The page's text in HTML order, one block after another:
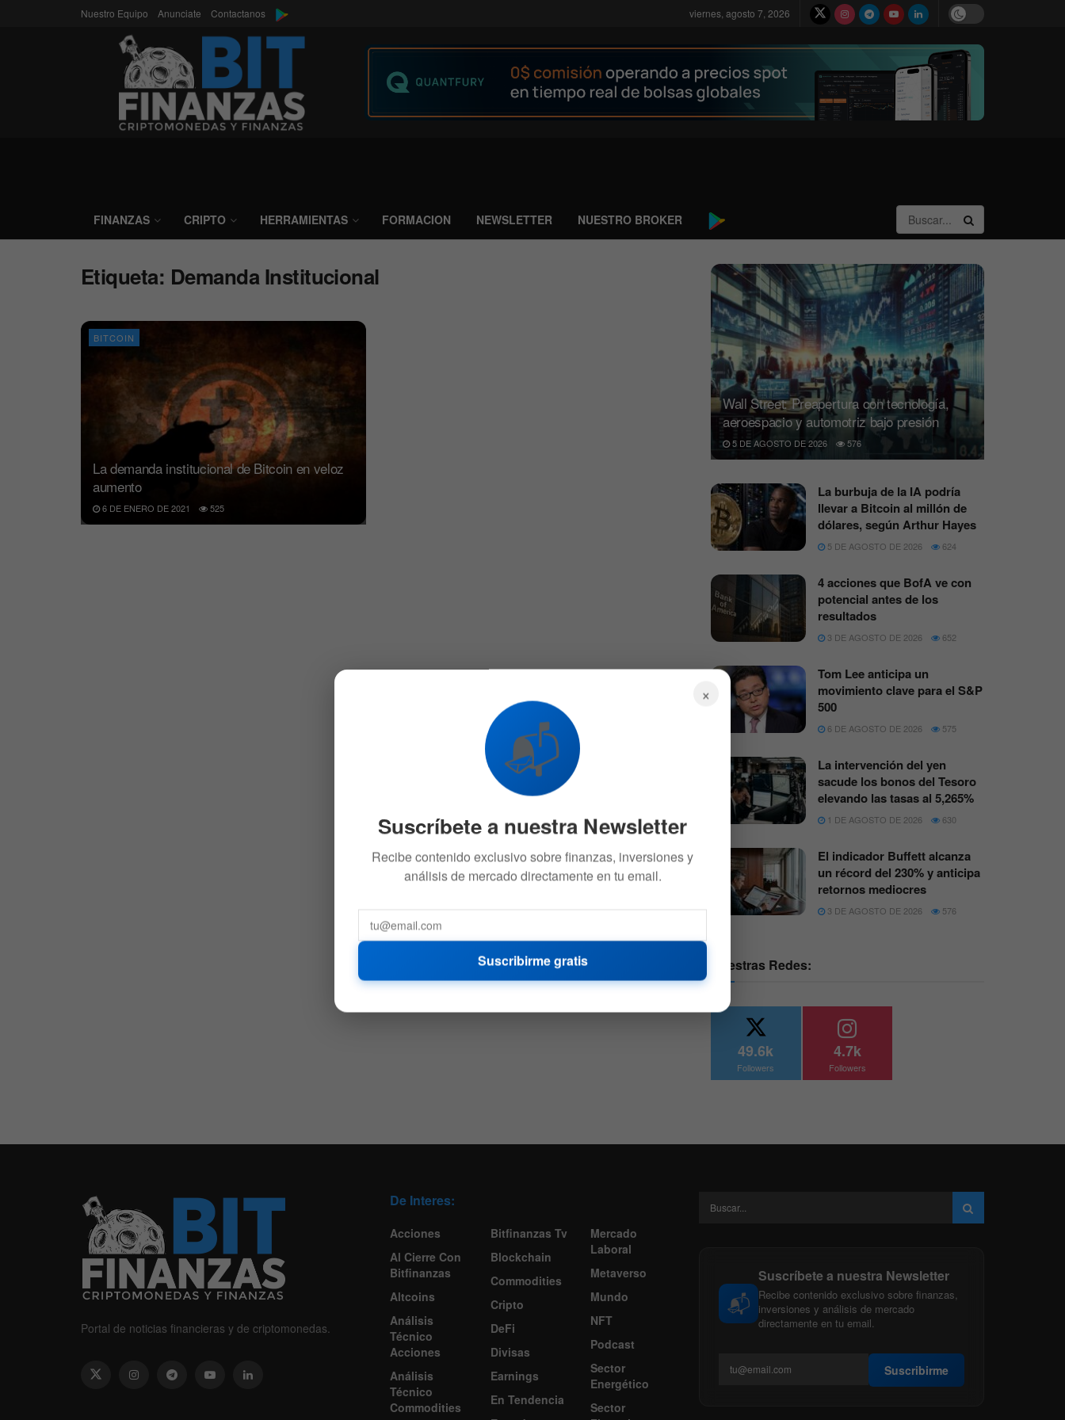
Nuestro Equipo Anunciate Contactanos viernes, agosto 7, 2026
FINANZAS CRIPTO HERRAMIENTAS FORMACION NEWSLETTER NUESTRO BROKER
Etiqueta: Demanda Institucional
BITCOIN
La demanda institucional de Bitcoin en veloz
aumento
6 DE ENERO DE 2021 525
Wall Street: Preapertura con tecnología,
aeroespacio y automotriz bajo presión
5 DE AGOSTO DE 2026 576
La burbuja de la IA podría
llevar a Bitcoin al millón de
dólares, según Arthur Hayes
5 DE AGOSTO DE 2026 624
4 acciones que BofA ve con
potencial antes de los
resultados
3 DE AGOSTO DE 2026 652
Tom Lee anticipa un
movimiento clave para el S&P
500
6 DE AGOSTO DE 2026 575
La intervención del yen
sacude los bonos del Tesoro
elevando las tasas al 5,265%
1 DE AGOSTO DE 2026 630
El indicador Buffett alcanza
un récord del 230% y anticipa
retornos mediocres
3 DE AGOSTO DE 2026 576
Nuestras Redes:
49.6k
Followers
4.7k
Followers
Portal de noticias financieras y de criptomonedas.
De Interes:
Acciones
Al Cierre Con
Bitfinanzas
Altcoins
Análisis
Técnico
Acciones
Análisis
Técnico
Commodities
Bitfinanzas Tv
Blockchain
Commodities
Cripto
DeFi
Divisas
Earnings
En Tendencia
Mercado
Laboral
Metaverso
Mundo
NFT
Podcast
Sector
Energético
Sector
📬
Suscríbete a nuestra Newsletter
Recibe contenido exclusivo sobre finanzas,
inversiones y análisis de mercado
directamente en tu email.
Suscribirme
×
📬
Suscríbete a nuestra Newsletter
Recibe contenido exclusivo sobre finanzas, inversiones y
análisis de mercado directamente en tu email.
Suscribirme gratis